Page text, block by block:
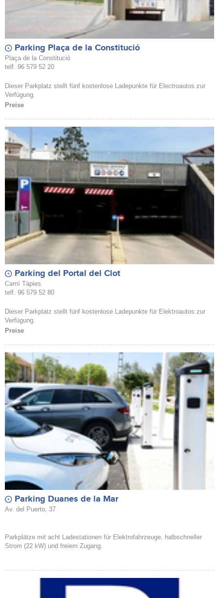
Parking Plaça de la Constitució
Plaça de la Constitució
telf. 96 579 52 20
Dieser Parkplatz stellt fünf kostenlose Ladepunkte für Electroautos zur
Verfügung.
Preise
Parking del Portal del Clot
Camí Tàpies
telf. 96 579 52 80
Dieser Parkplatz stellt fünf kostenlose Ladepunkte für Elektroautos zur
Verfügung.
Preise
Parking Duanes de la Mar
Av. del Puerto, 37
Parkplätze mit acht Ladestationen für Elektrofahrzeuge, halbschneller
Strom (22 kW) und freiem Zugang.